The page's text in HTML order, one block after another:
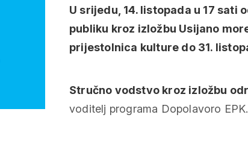
U srijedu, 14. listopada u 17 sati
publiku kroz izložbu Usijano
prijestolnica kulture do 31.
Stručno vodstvo kroz izložbu
voditelj programa Dopolavoro EPK.